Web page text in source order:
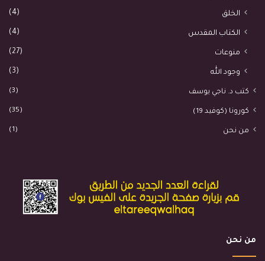
الخلق (4)
الكتاب المقدس (4)
منوعات (27)
وجود الله (3)
كتب د. ناجي يوسف (3)
كورونا (كوفيد 19) (35)
من نحن (1)
من نحن